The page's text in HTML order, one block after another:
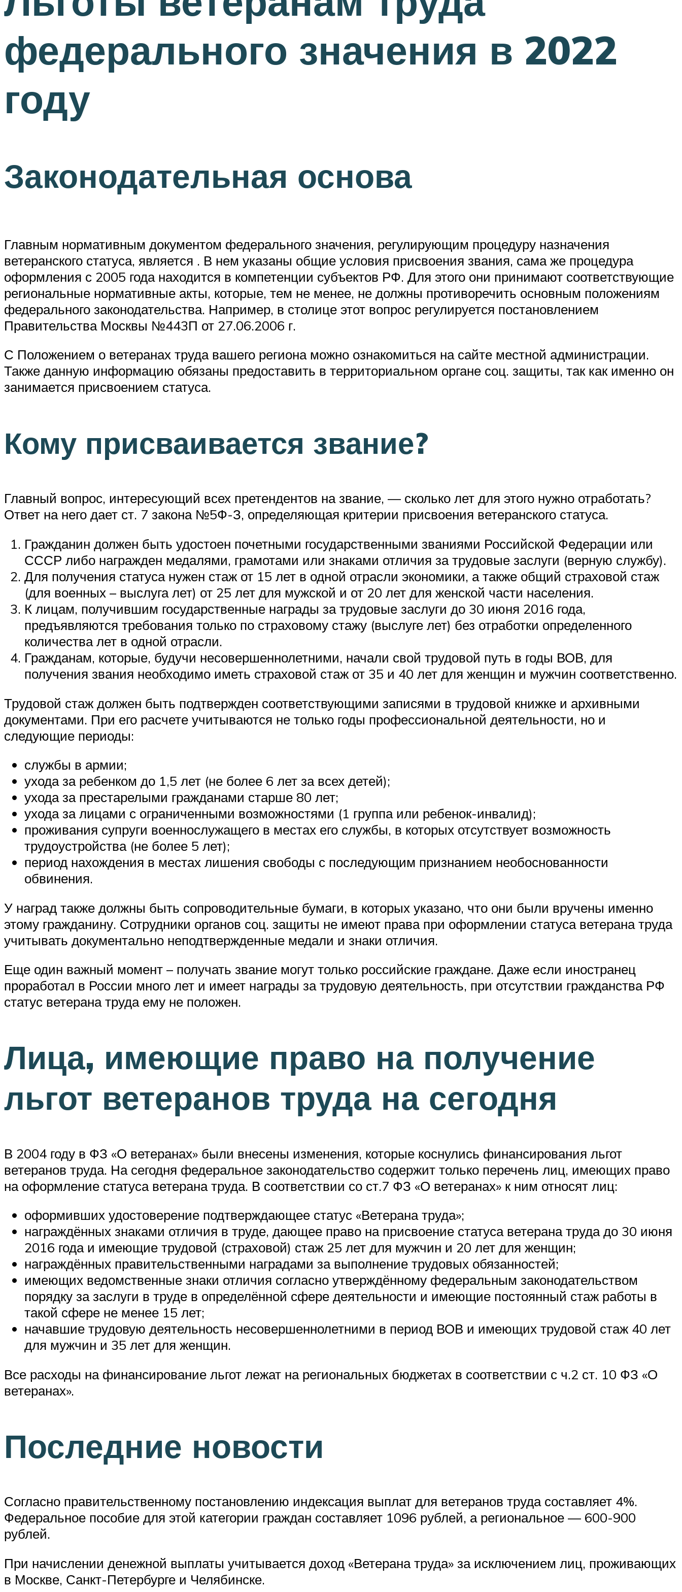
федерального значения в 2022
году
Законодательная основа
Главным нормативным документом федерального значения, регулирующим процедуру назначения
ветеранского статуса, является . В нем указаны общие условия присвоения звания, сама же процедура
оформления с 2005 года находится в компетенции субъектов РФ. Для этого они принимают соответствующие
региональные нормативные акты, которые, тем не менее, не должны противоречить основным положениям
федерального законодательства. Например, в столице этот вопрос регулируется постановлением
Правительства Москвы №443П от 27.06.2006 г.
С Положением о ветеранах труда вашего региона можно ознакомиться на сайте местной администрации.
Также данную информацию обязаны предоставить в территориальном органе соц. защиты, так как именно он
занимается присвоением статуса.
Кому присваивается звание?
Главный вопрос, интересующий всех претендентов на звание, — сколько лет для этого нужно отработать?
Ответ на него дает ст. 7 закона №5Ф-З, определяющая критерии присвоения ветеранского статуса.
Гражданин должен быть удостоен почетными государственными званиями Российской Федерации или
СССР либо награжден медалями, грамотами или знаками отличия за трудовые заслуги (верную службу).
Для получения статуса нужен стаж от 15 лет в одной отрасли экономики, а также общий страховой стаж
(для военных – выслуга лет) от 25 лет для мужской и от 20 лет для женской части населения.
К лицам, получившим государственные награды за трудовые заслуги до 30 июня 2016 года,
предъявляются требования только по страховому стажу (выслуге лет) без отработки определенного
количества лет в одной отрасли.
Гражданам, которые, будучи несовершеннолетними, начали свой трудовой путь в годы ВОВ, для
получения звания необходимо иметь страховой стаж от 35 и 40 лет для женщин и мужчин соответственно.
Трудовой стаж должен быть подтвержден соответствующими записями в трудовой книжке и архивными
документами. При его расчете учитываются не только годы профессиональной деятельности, но и
следующие периоды:
службы в армии;
ухода за ребенком до 1,5 лет (не более 6 лет за всех детей);
ухода за престарелыми гражданами старше 80 лет;
ухода за лицами с ограниченными возможностями (1 группа или ребенок-инвалид);
проживания супруги военнослужащего в местах его службы, в которых отсутствует возможность
трудоустройства (не более 5 лет);
период нахождения в местах лишения свободы с последующим признанием необоснованности
обвинения.
У наград также должны быть сопроводительные бумаги, в которых указано, что они были вручены именно
этому гражданину. Сотрудники органов соц. защиты не имеют права при оформлении статуса ветерана труда
учитывать документально неподтвержденные медали и знаки отличия.
Еще один важный момент – получать звание могут только российские граждане. Даже если иностранец
проработал в России много лет и имеет награды за трудовую деятельность, при отсутствии гражданства РФ
статус ветерана труда ему не положен.
Лица, имеющие право на получение
льгот ветеранов труда на сегодня
В 2004 году в ФЗ «О ветеранах» были внесены изменения, которые коснулись финансирования льгот
ветеранов труда. На сегодня федеральное законодательство содержит только перечень лиц, имеющих право
на оформление статуса ветерана труда. В соответствии со ст.7 ФЗ «О ветеранах» к ним относят лиц:
оформивших удостоверение подтверждающее статус «Ветерана труда»;
награждённых знаками отличия в труде, дающее право на присвоение статуса ветерана труда до 30 июня
2016 года и имеющие трудовой (страховой) стаж 25 лет для мужчин и 20 лет для женщин;
награждённых правительственными наградами за выполнение трудовых обязанностей;
имеющих ведомственные знаки отличия согласно утверждённому федеральным законодательством
порядку за заслуги в труде в определённой сфере деятельности и имеющие постоянный стаж работы в
такой сфере не менее 15 лет;
начавшие трудовую деятельность несовершеннолетними в период ВОВ и имеющих трудовой стаж 40 лет
для мужчин и 35 лет для женщин.
Все расходы на финансирование льгот лежат на региональных бюджетах в соответствии с ч.2 ст. 10 ФЗ «О
ветеранах».
Последние новости
Согласно правительственному постановлению индексация выплат для ветеранов труда составляет 4%.
Федеральное пособие для этой категории граждан составляет 1096 рублей, а региональное — 600-900
рублей.
При начислении денежной выплаты учитывается доход «Ветерана труда» за исключением лиц, проживающих
в Москве, Санкт-Петербурге и Челябинске.